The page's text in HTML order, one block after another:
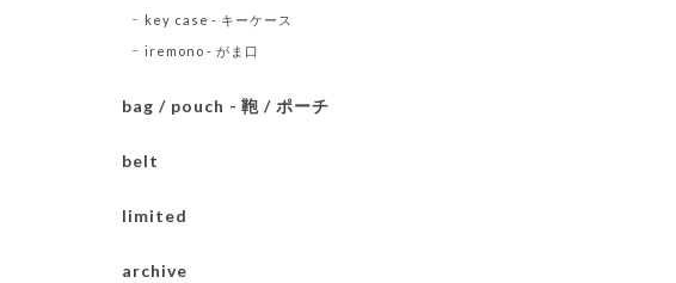
key case - キーケース
iremono - がま口
bag / pouch - 鞄 / ポーチ
belt
limited
archive